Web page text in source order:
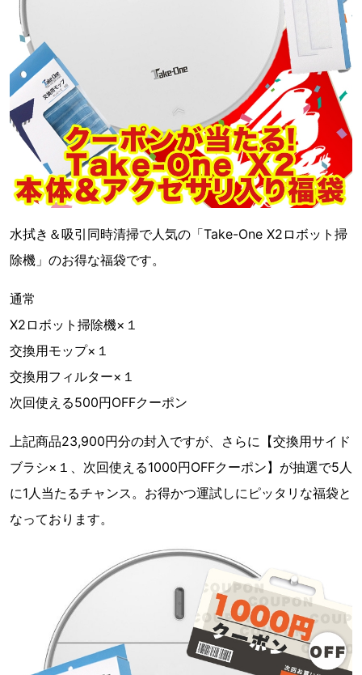
水拭き＆吸引同時清掃で人気の「Take-One X2ロボット掃
除機」のお得な福袋です。
通常
X2ロボット掃除機×１
交換用モップ×１
交換用フィルター×１
次回使える500円OFFクーポン
上記商品23,900円分の封入ですが、さらに【交換用サイド
ブラシ×１、次回使える1000円OFFクーポン】が抽選で5人
に1人当たるチャンス。お得かつ運試しにピッタリな福袋と
なっております。